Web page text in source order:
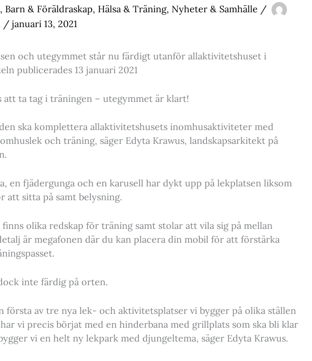
, Barn & Föräldraskap, Hälsa & Träning, Nyheter & Samhälle /
/ januari 13, 2021
och utegymmet står nu färdigt utanför allaktivitetshuset i
publicerades 13 januari 2021
att ta tag i träningen – utegymmet är klart!
ska komplettera allaktivitetshusets inomhusaktiviteter med
och träning, säger Edyta Krawus, landskapsarkitekt på
en fjädergunga och en karusell har dykt upp på lekplatsen liksom
att sitta på samt belysning.
olika redskap för träning samt stolar att vila sig på mellan
är megafonen där du kan placera din mobil för att förstärka
inte färdig på orten.
första av tre nya lek- och aktivitetsplatser vi bygger på olika ställen
vi precis börjat med en hinderbana med grillplats som ska bli klar
vi en helt ny lekpark med djungeltema, säger Edyta Krawus.